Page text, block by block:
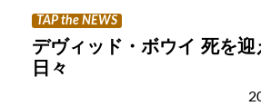
TAP the NEWS
デヴィッド・ボウイ 死を
日々